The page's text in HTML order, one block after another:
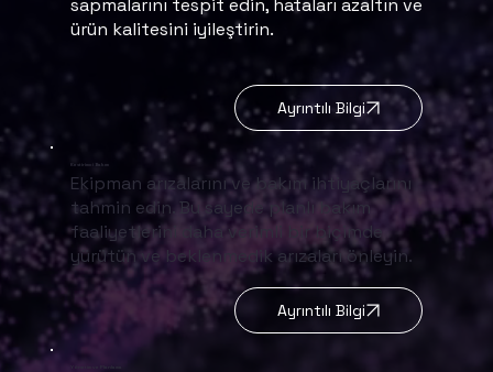
ürün kalitesini iyileştirin.
Ayrıntılı Bilgi
Kestirimci Bakım
Ekipman arızalarını ve bakım ihtiyaçlarını
tahmin edin. Bu sayede planlı bakım
faaliyetlerini daha verimli bir biçimde
yürütün ve beklenmedik arızaları önleyin.
Ayrıntılı Bilgi